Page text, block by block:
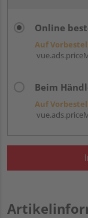
Online
Auf
Beim
Auf